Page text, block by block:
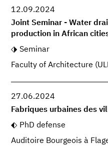
12.09.2024
Joint Seminar - Water
production in African
Seminar
Faculty of Architecture
27.06.2024
Fabriques urbaines des
PhD defense
Auditoire Bourgeois à